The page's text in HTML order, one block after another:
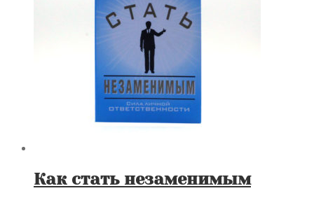
Как стать незаменимым